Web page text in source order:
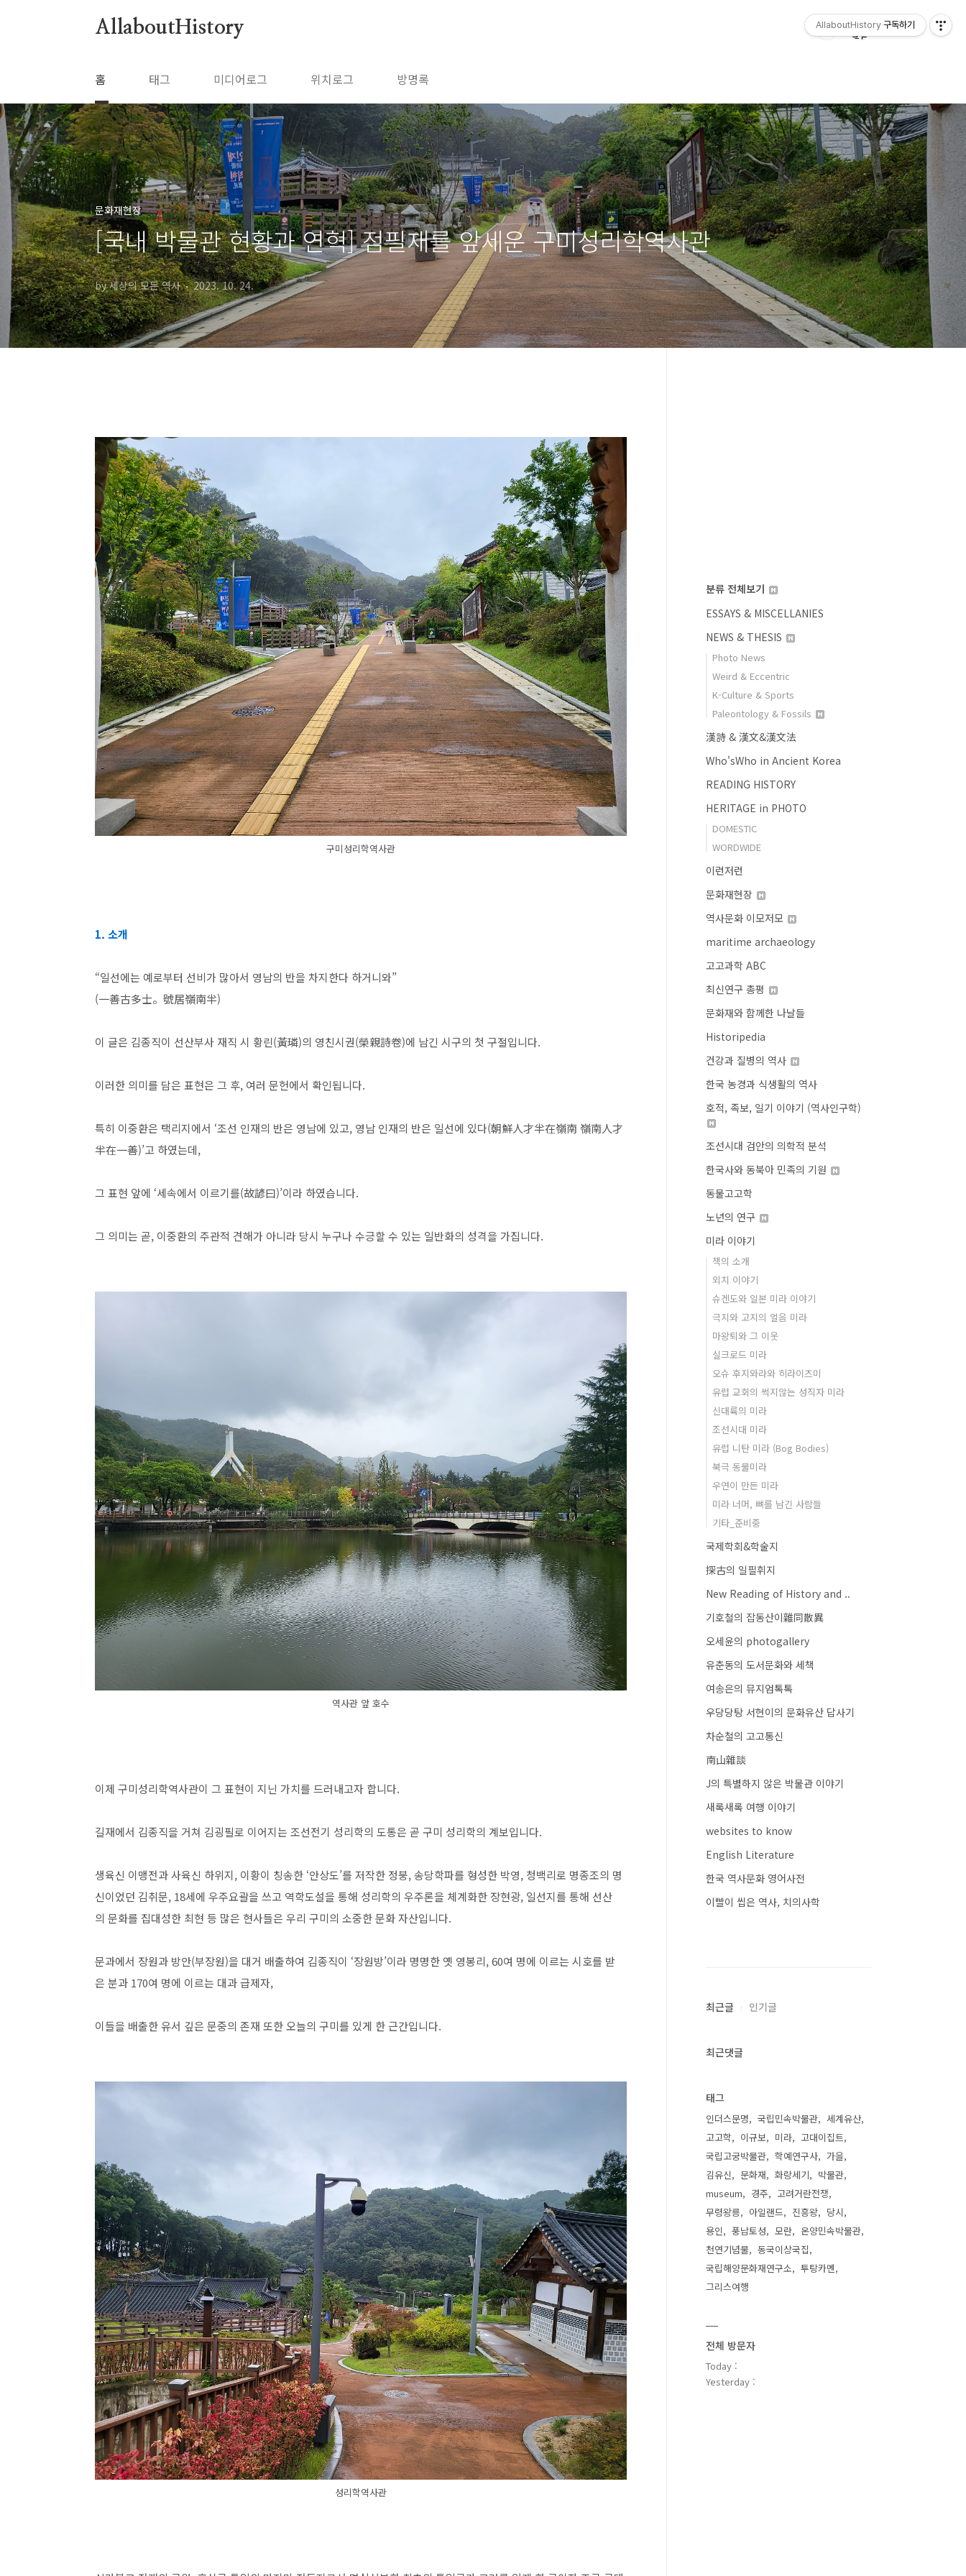
AllaboutHistory
홈 태그 미디어로그 위치로그 방명록
문화재현장
[국내 박물관 현황과 연혁] 점필재를 앞세운 구미성리학역사관
by 세상의 모든 역사 2023. 10. 24.
구미성리학역사관
1. 소개
“일선에는 예로부터 선비가 많아서 영남의 반을 차지한다 하거니와”
(一善古多士。號居嶺南半)
이 글은 김종직이 선산부사 재직 시 황린(黃璘)의 영친시권(榮親詩卷)에 남긴 시구의 첫 구절입니다.
이러한 의미를 담은 표현은 그 후, 여러 문헌에서 확인됩니다.
특히 이중환은 택리지에서 ‘조선 인재의 반은 영남에 있고, 영남 인재의 반은 일선에 있다(朝鮮人才半在嶺南 嶺南人才
半在一善)’고 하였는데,
그 표현 앞에 ‘세속에서 이르기를(故諺曰)’이라 하였습니다.
그 의미는 곧, 이중환의 주관적 견해가 아니라 당시 누구나 수긍할 수 있는 일반화의 성격을 가집니다.
역사관 앞 호수
이제 구미성리학역사관이 그 표현이 지닌 가치를 드러내고자 합니다.
길재에서 김종직을 거쳐 김굉필로 이어지는 조선전기 성리학의 도통은 곧 구미 성리학의 계보입니다.
생육신 이맹전과 사육신 하위지, 이황이 칭송한 ‘안상도’를 저작한 정붕, 송당학파를 형성한 박영, 청백리로 명종조의 명
신이었던 김취문, 18세에 우주요괄을 쓰고 역학도설을 통해 성리학의 우주론을 체계화한 장현광, 일선지를 통해 선산
의 문화를 집대성한 최현 등 많은 현사들은 우리 구미의 소중한 문화 자산입니다.
문과에서 장원과 방안(부장원)을 대거 배출하여 김종직이 ‘장원방’이라 명명한 옛 영봉리, 60여 명에 이르는 시호를 받
은 분과 170여 명에 이르는 대과 급제자,
이들을 배출한 유서 깊은 문중의 존재 또한 오늘의 구미를 있게 한 근간입니다.
성리학역사관
분류 전체보기
ESSAYS & MISCELLANIES
NEWS & THESIS
Photo News
Weird & Eccentric
K-Culture & Sports
Paleontology & Fossils
漢詩 & 漢文&漢文法
Who'sWho in Ancient Korea
READING HISTORY
HERITAGE in PHOTO
DOMESTIC
WORDWIDE
이런저런
문화재현장
역사문화 이모저모
maritime archaeology
고고과학 ABC
최신연구 총평
문화재와 함께한 나날들
Historipedia
건강과 질병의 역사
한국 농경과 식생활의 역사
호적, 족보, 일기 이야기 (역사인구학)
조선시대 검안의 의학적 분석
한국사와 동북아 민족의 기원
동물고고학
노년의 연구
미라 이야기
책의 소개
외치 이야기
슈겐도와 일본 미라 이야기
극지와 고지의 얼음 미라
마왕퇴와 그 이웃
실크로드 미라
오슈 후지와라와 히라이즈미
유럽 교회의 썩지않는 성직자 미라
신대륙의 미라
조선시대 미라
유럽 니탄 미라 (Bog Bodies)
북극 동물미라
우연이 만든 미라
미라 너머, 뼈를 남긴 사람들
기타_준비중
국제학회&학술지
探古의 일필휘지
New Reading of History and ..
기호철의 잡동산이雜同散異
오세윤의 photogallery
유춘동의 도서문화와 세책
여송은의 뮤지엄톡톡
우당당탕 서현이의 문화유산 답사기
차순철의 고고통신
南山雜談
J의 특별하지 않은 박물관 이야기
새록새록 여행 이야기
websites to know
English Literature
한국 역사문화 영어사전
이빨이 씹은 역사, 치의사학
최근글 인기글
최근댓글
태그
인더스문명 국립민속박물관
세계유산
고고학
이규보 미라
고대이집트
국립고궁박물관
학예연구사
가을
김유신
문화재 화랑세기
박물관
museum
경주
고려거란전쟁
무령왕릉
아일랜드 진흥왕
당시
용인
풍납토성 모란
온양민속박물관
천연기념물
동국이상국집
국립해양문화재연구소
투탕카멘
그리스여행
전체 방문자
Today :
Yesterday :
AllaboutHistory 구독하기